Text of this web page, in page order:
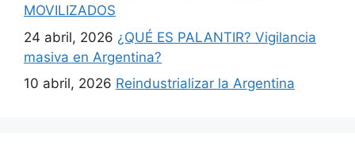
MOVILIZADOS
24 abril, 2026 ¿QUÉ ES PALANTIR? Vigilancia
masiva en Argentina?
10 abril, 2026 Reindustrializar la Argentina